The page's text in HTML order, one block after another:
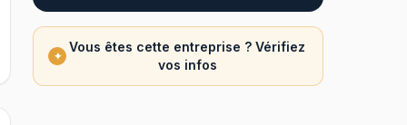
✦
Vous êtes cette entreprise ? Vérifiez
vos infos